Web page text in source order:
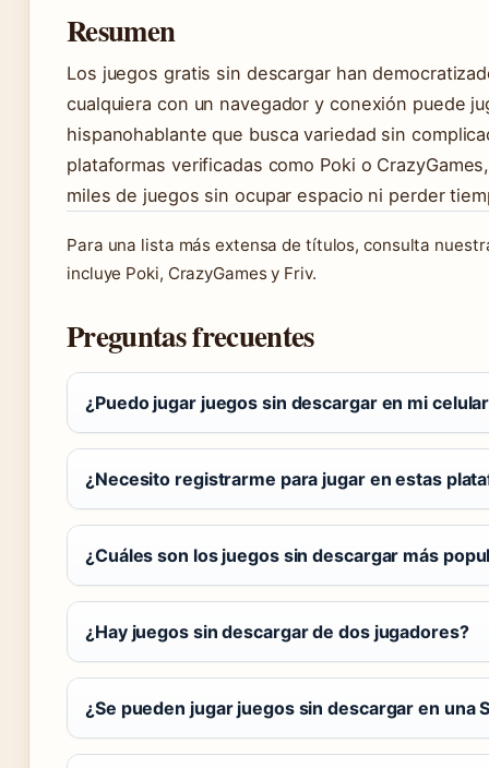
Resumen
Los juegos gratis sin descargar han
cualquiera con un navegador y conexión puede
hispanohablante que busca variedad sin
plataformas verificadas como Poki o
miles de juegos sin ocupar espacio ni perder
Para una lista más extensa de títulos, consulta
incluye Poki, CrazyGames y Friv.
Preguntas frecuentes
¿Puedo jugar juegos sin descargar en mi
¿Necesito registrarme para jugar en estas
¿Cuáles son los juegos sin descargar más
¿Hay juegos sin descargar de dos jugadores?
¿Se pueden jugar juegos sin descargar en una